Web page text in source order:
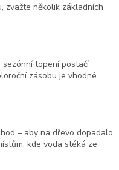
zvažte několik základních
topení postačí
zásobu je vhodné
– aby na dřevo dopadalo
kde voda stéká ze